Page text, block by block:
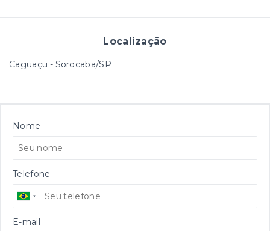
Localização
Caguaçu - Sorocaba/SP
Nome
Telefone
E-mail